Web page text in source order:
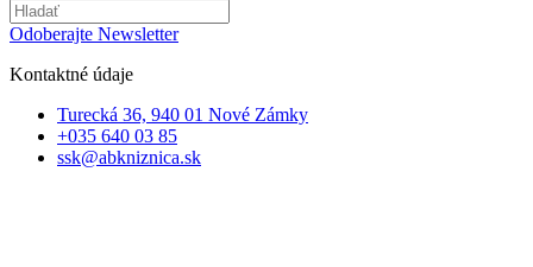
Odoberajte Newsletter
Kontaktné údaje
Turecká 36, 940 01 Nové Zámky
+035 640 03 85
ssk@abkniznica.sk